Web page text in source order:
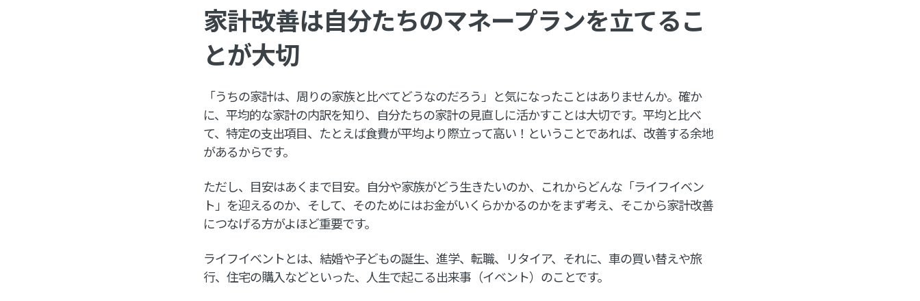
家計改善は自分たちのマネープランを立てるこ
とが大切
「うちの家計は、周りの家族と比べてどうなのだろう」と気になったことはありませんか。確か
に、平均的な家計の内訳を知り、自分たちの家計の見直しに活かすことは大切です。平均と比べ
て、特定の支出項目、たとえば食費が平均より際立って高い！ということであれば、改善する余地
があるからです。
ただし、目安はあくまで目安。自分や家族がどう生きたいのか、これからどんな「ライフイベン
ト」を迎えるのか、そして、そのためにはお金がいくらかかるのかをまず考え、そこから家計改善
につなげる方がよほど重要です。
ライフイベントとは、結婚や子どもの誕生、進学、転職、リタイア、それに、車の買い替えや旅
行、住宅の購入などといった、人生で起こる出来事（イベント）のことです。